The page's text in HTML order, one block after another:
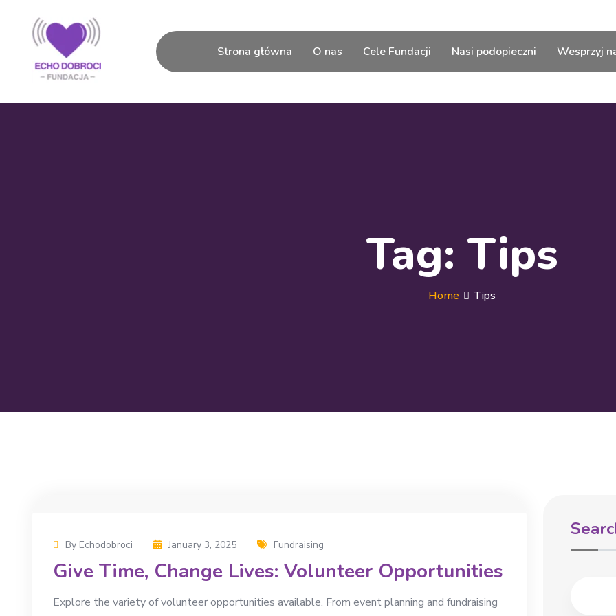
Strona główna O nas Cele Fundacji Nasi podopieczni Wesprzyj
Tag: Tips
Home Tips
By Echodobroci January 3, 2025 Fundraising
Give Time, Change Lives: Volunteer Opportunities
Explore the variety of volunteer opportunities available. From event planning and fundraising